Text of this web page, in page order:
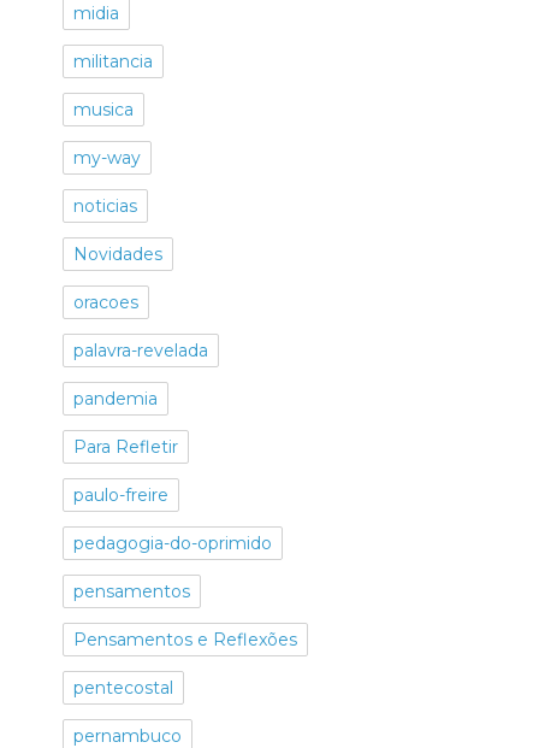
midia
militancia
musica
my-way
noticias
Novidades
oracoes
palavra-revelada
pandemia
Para Refletir
paulo-freire
pedagogia-do-oprimido
pensamentos
Pensamentos e Reflexões
pentecostal
pernambuco